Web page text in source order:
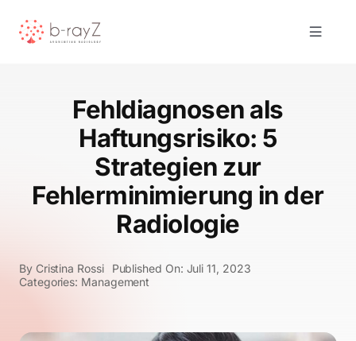
Toggle
Kontakt
Fehldiagnosen als
Haftungsrisiko: 5
Strategien zur
Fehlerminimierung in der
Radiologie
By Cristina Rossi
Published On: Juli 11, 2023
Categories: Management